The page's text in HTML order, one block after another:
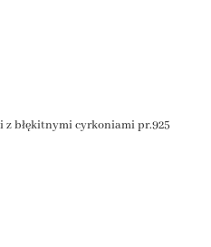
błękitnymi cyrkoniami pr.925